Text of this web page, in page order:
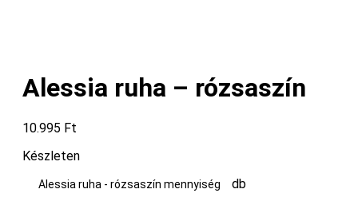
Alessia ruha – rózsaszín
10.995 Ft
Készleten
Alessia ruha - rózsaszín mennyiség db